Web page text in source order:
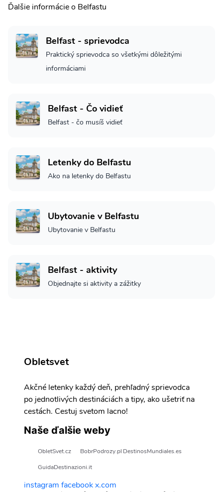
Ďalšie informácie o Belfastu
Belfast - sprievodca
Praktický sprievodca so všetkými dôležitými
informáciami
Belfast - Čo vidieť
Belfast - čo musíš vidieť
Letenky do Belfastu
Ako na letenky do Belfastu
Ubytovanie v Belfastu
Ubytovanie v Belfastu
Belfast - aktivity
Objednajte si aktivity a zážitky
Obletsvet
Akčné letenky každý deň, prehľadný sprievodca
po jednotlivých destináciách a tipy, ako ušetriť na
cestách. Cestuj svetom lacno!
Naše ďalšie weby
ObletSvet.cz BobrPodrozy.pl DestinosMundiales.es
GuidaDestinazioni.it
instagram facebookx.com